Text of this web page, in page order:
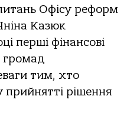
Офісу реформ
Казюк
перші фінансові
громад
тим, хто
прийнятті рішення